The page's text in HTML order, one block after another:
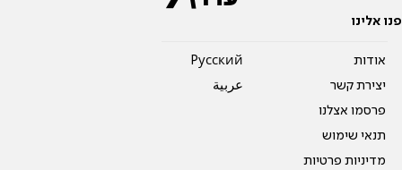
פנו אלינו
אודות
יצירת קשר
פרסמו אצלנו
תנאי שימוש
מדיניות פרטיות
Pусский
عربية